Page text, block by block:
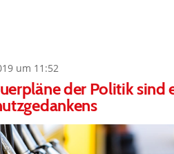
um 11:52
der Politik sind